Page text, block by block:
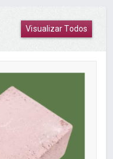
Visualizar Todos